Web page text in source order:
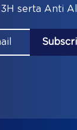
3H serta Anti